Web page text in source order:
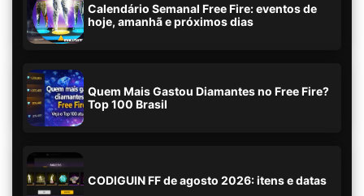
Calendário Semanal Free Fire: eventos de
hoje, amanhã e próximos dias
Quem Mais Gastou Diamantes no Free Fire?
Top 100 Brasil
CODIGUIN FF de agosto 2026: itens e datas